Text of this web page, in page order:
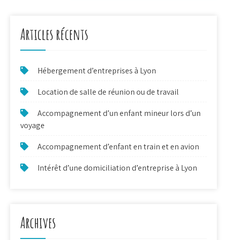
l’article
Articles récents
Hébergement d’entreprises à Lyon
Location de salle de réunion ou de travail
Accompagnement d’un enfant mineur lors d’un
voyage
Accompagnement d’enfant en train et en avion
Intérêt d’une domiciliation d’entreprise à Lyon
Archives